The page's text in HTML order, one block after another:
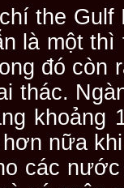
the
là một
đó
thác.
khoảng
nữa
các